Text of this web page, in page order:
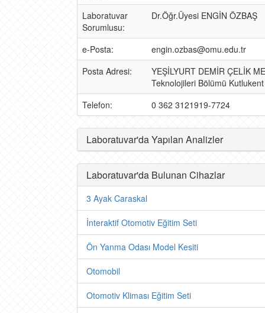
Laboratuvar
Sorumlusu:
Dr.Öğr.Üyesi ENGİN ÖZBAŞ
e-Posta:
engin.ozbas@omu.edu.tr
Posta Adresi:
YEŞİLYURT DEMİR ÇELİK
Teknolojileri Bölümü
Telefon:
0 362 3121919-7724
Laboratuvar'da Yapılan Analizler
Laboratuvar'da Bulunan Cihazlar
3 Ayak Caraskal
İnteraktif Otomotiv Eğitim Seti
Ön Yanma Odası Model Kesiti
Otomobil
Otomotiv Kliması Eğitim Seti